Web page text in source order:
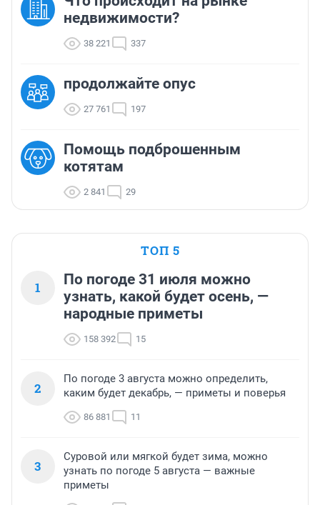
недвижимости?
38 221 337
продолжайте опус
27 761 197
Помощь подброшенным
котятам
2 841 29
ТОП 5
1
По погоде 31 июля можно
узнать, какой будет осень, —
народные приметы
158 392 15
2
По погоде 3 августа можно определить,
каким будет декабрь, — приметы и поверья
86 881 11
3
Суровой или мягкой будет зима, можно
узнать по погоде 5 августа — важные
приметы